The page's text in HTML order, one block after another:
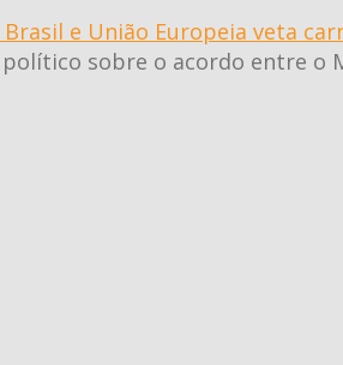
e União Europeia veta
sobre o acordo entre o